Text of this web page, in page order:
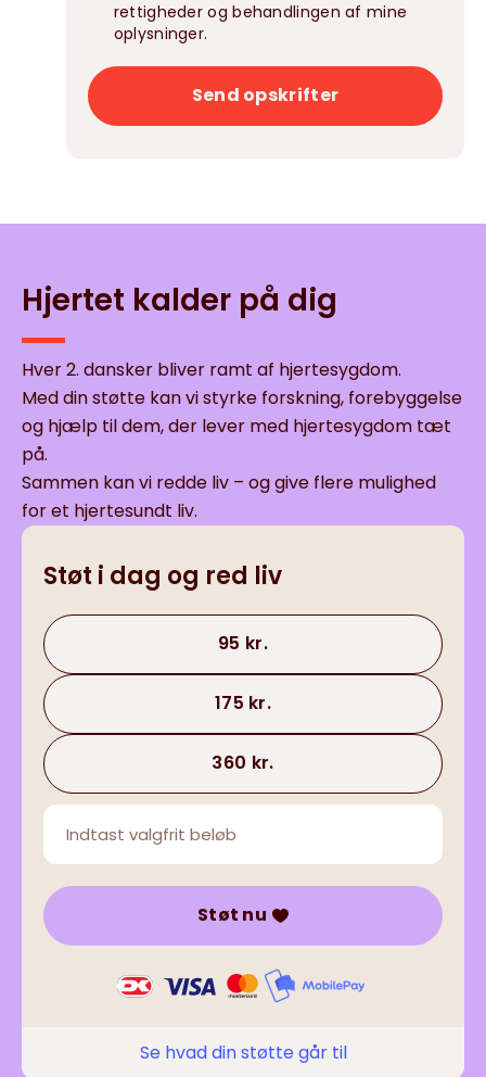
rettigheder og behandlingen af mine
oplysninger.
Send opskrifter
Hjertet kalder på dig
Hver 2. dansker bliver ramt af hjertesygdom.
Med din støtte kan vi styrke forskning, forebyggelse
og hjælp til dem, der lever med hjertesygdom tæt
på.
Sammen kan vi redde liv – og give flere mulighed
for et hjertesundt liv.
Støt i dag og red liv
95 kr.
175 kr.
360 kr.
Støt nu
Se hvad din støtte går til